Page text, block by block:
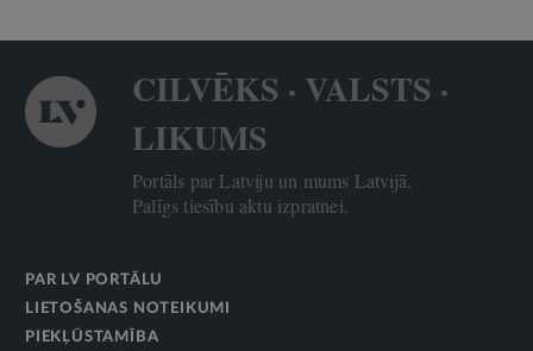
CILVĒKS · VALSTS ·
LIKUMS
Portāls par Latviju un mums Latvijā.
Palīgs tiesību aktu izpratnei.
PAR LV PORTĀLU
LIETOŠANAS NOTEIKUMI
PIEKĻŪSTAMĪBA